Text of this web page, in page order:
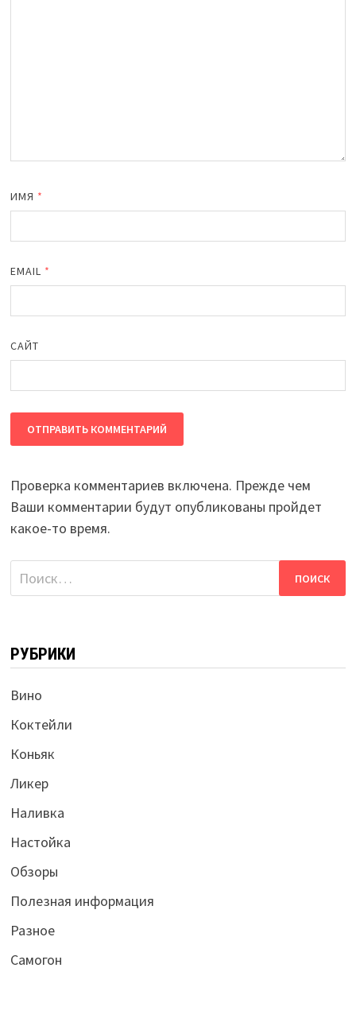
ИМЯ *
EMAIL *
САЙТ
Проверка комментариев включена. Прежде чем
Ваши комментарии будут опубликованы пройдет
какое-то время.
Найти:
РУБРИКИ
Вино
Коктейли
Коньяк
Ликер
Наливка
Настойка
Обзоры
Полезная информация
Разное
Самогон